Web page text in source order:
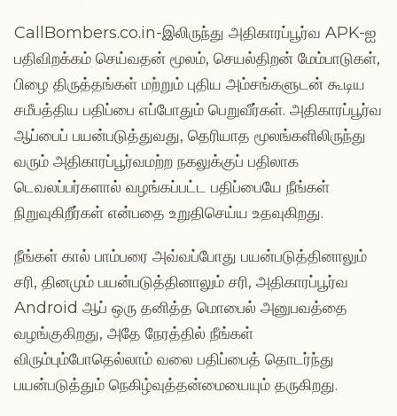
CallBombers.co.in-இலிருந்து அதிகாரப்பூர்வ APK-ஐ
பதிவிறக்கம் செய்வதன் மூலம், செயல்திறன் மேம்பாடுகள்,
பிழை திருத்தங்கள் மற்றும் புதிய அம்சங்களுடன் கூடிய
சமீபத்திய பதிப்பை எப்போதும் பெறுவீர்கள். அதிகாரப்பூர்வ
ஆப்பைப் பயன்படுத்துவது, தெரியாத மூலங்களிலிருந்து
வரும் அதிகாரப்பூர்வமற்ற நகலுக்குப் பதிலாக
டெவலப்பர்களால் வழங்கப்பட்ட பதிப்பையே நீங்கள்
நிறுவுகிறீர்கள் என்பதை உறுதிசெய்ய உதவுகிறது.
நீங்கள் கால் பாம்பரை அவ்வப்போது பயன்படுத்தினாலும்
சரி, தினமும் பயன்படுத்தினாலும் சரி, அதிகாரப்பூர்வ
Android ஆப் ஒரு தனித்த மொபைல் அனுபவத்தை
வழங்குகிறது, அதே நேரத்தில் நீங்கள்
விரும்பும்போதெல்லாம் வலை பதிப்பைத் தொடர்ந்து
பயன்படுத்தும் நெகிழ்வுத்தன்மையையும் தருகிறது.